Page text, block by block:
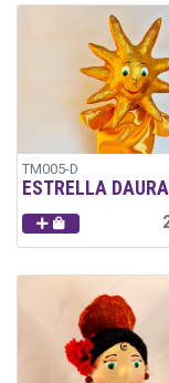
TM005-D
ESTRELLA